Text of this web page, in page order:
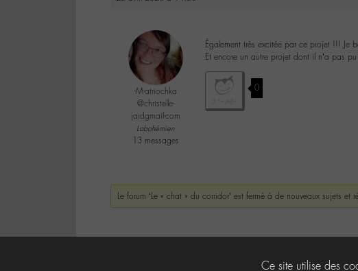
-M-atriochka
@christelle-
jardgmail-com
Labohémien
13 messages
Également très excitée par ce projet !!! Je
Et encore un autre projet dont il n’a pas
0
Le forum ‘Le « chat » du corridor’ est fermé à de nouveaux sujets et
Ce site utilise des